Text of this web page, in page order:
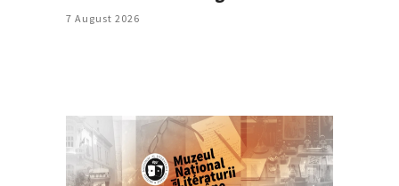
7 August 2026